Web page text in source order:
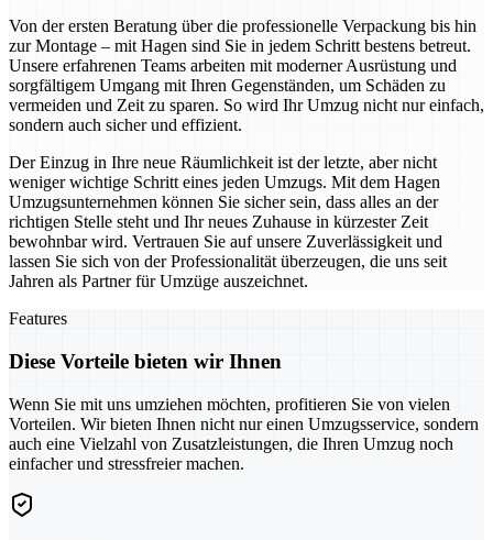
Von der ersten Beratung über die professionelle Verpackung bis hin
zur Montage – mit Hagen sind Sie in jedem Schritt bestens betreut.
Unsere erfahrenen Teams arbeiten mit moderner Ausrüstung und
sorgfältigem Umgang mit Ihren Gegenständen, um Schäden zu
vermeiden und Zeit zu sparen. So wird Ihr Umzug nicht nur einfach,
sondern auch sicher und effizient.
Der Einzug in Ihre neue Räumlichkeit ist der letzte, aber nicht
weniger wichtige Schritt eines jeden Umzugs. Mit dem Hagen
Umzugsunternehmen können Sie sicher sein, dass alles an der
richtigen Stelle steht und Ihr neues Zuhause in kürzester Zeit
bewohnbar wird. Vertrauen Sie auf unsere Zuverlässigkeit und
lassen Sie sich von der Professionalität überzeugen, die uns seit
Jahren als Partner für Umzüge auszeichnet.
Features
Diese Vorteile bieten wir Ihnen
Wenn Sie mit uns umziehen möchten, profitieren Sie von vielen
Vorteilen. Wir bieten Ihnen nicht nur einen Umzugsservice, sondern
auch eine Vielzahl von Zusatzleistungen, die Ihren Umzug noch
einfacher und stressfreier machen.